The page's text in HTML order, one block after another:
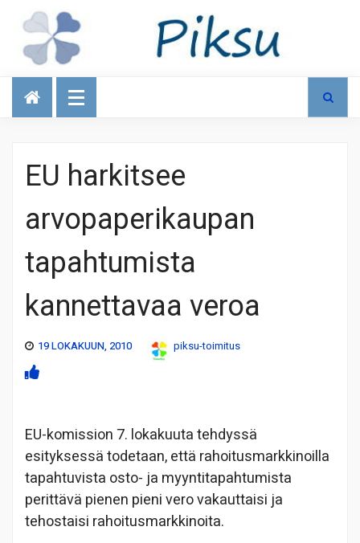
Talous
EU harkitsee
arvopaperikaupan
tapahtumista
kannettavaa veroa
19 LOKAKUUN, 2010 piksu-toimitus
EU-komission 7. lokakuuta tehdyssä
esityksessä todetaan, että rahoitusmarkkinoilla
tapahtuvista osto- ja myyntitapahtumista
perittävä pienen pieni vero vakauttaisi ja
tehostaisi rahoitusmarkkinoita.